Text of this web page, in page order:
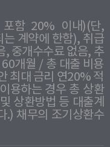
함 20% 이내)(단,
계약에 한함), 취급
, 중개수수료 없음, 추
개월 / 총 대출 비용
최대 금리 연20% 적
용하는 경우 총 상환
상환방법 등 대출계
.) 채무의 조기상환수